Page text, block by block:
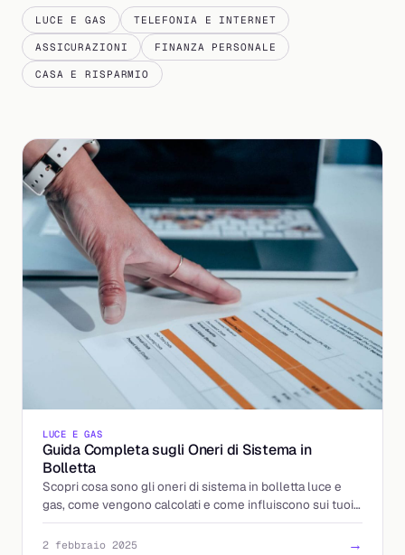
LUCE E GAS TELEFONIA E INTERNET
ASSICURAZIONI FINANZA PERSONALE
CASA E RISPARMIO
LUCE E GAS
Guida Completa sugli Oneri di Sistema in
Bolletta
Scopri cosa sono gli oneri di sistema in bolletta luce e
gas, come vengono calcolati e come influiscono sui tuoi
costi energetici.
2 febbraio 2025 →